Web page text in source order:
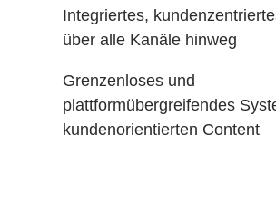
Integriertes,
über alle Kanäle hinweg
Grenzenloses und
plattformübergreifendes
kundenorientierten Content